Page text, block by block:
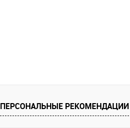
ПЕРСОНАЛЬНЫЕ РЕКОМЕНДАЦИИ